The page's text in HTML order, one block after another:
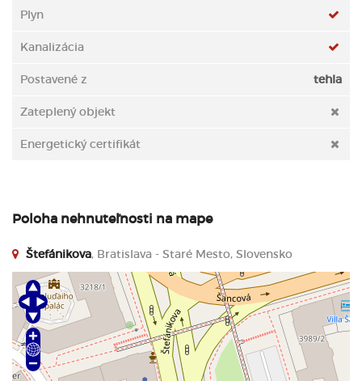
Plyn
Kanalizácia
Postavené z tehla
Zateplený objekt
Energetický certifikát
Poloha nehnuteľnosti na mape
Štefánikova, Bratislava - Staré Mesto, Slovensko